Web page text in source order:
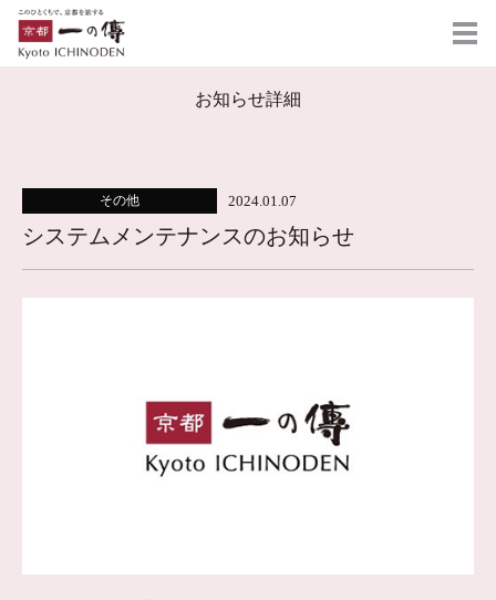
お知らせ詳細
その他 2024.01.07
システムメンテナンスのお知らせ